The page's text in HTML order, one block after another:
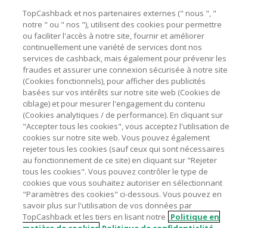
Besoin d'aide ?
Astuces pour économiser
A propos de
Contactez-nous
Mentions légales
Nos sites UK US CN JP DE AU
TopCashback et nos partenaires externes (" nous ", "
notre " ou " nos "), utilisent des cookies pour permettre
ou faciliter l'accès à notre site, fournir et améliorer
continuellement une variété de services dont nos
services de cashback, mais également pour prévenir les
fraudes et assurer une connexion sécurisée à notre site
(Cookies fonctionnels), pour afficher des publicités
basées sur vos intérêts sur notre site web (Cookies de
ciblage) et pour mesurer l'engagement du contenu
(Cookies analytiques / de performance). En cliquant sur
"Accepter tous les cookies", vous acceptez l'utilisation de
cookies sur notre site web. Vous pouvez également
rejeter tous les cookies (sauf ceux qui sont nécessaires
au fonctionnement de ce site) en cliquant sur "Rejeter
tous les cookies". Vous pouvez contrôler le type de
cookies que vous souhaitez autoriser en sélectionnant
"Paramètres des cookies" ci-dessous. Vous pouvez en
savoir plus sur l'utilisation de vos données par
TopCashback et les tiers en lisant notre Politique en